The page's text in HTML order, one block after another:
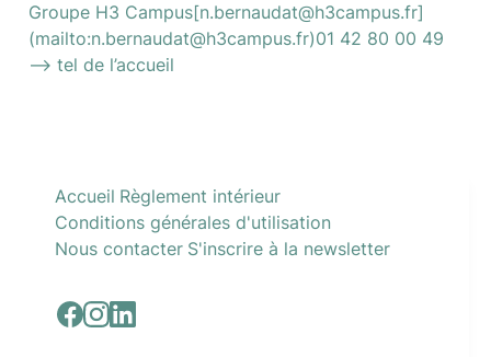
Groupe H3 Campus[n.bernaudat@h3campus.fr]
(mailto:n.bernaudat@h3campus.fr)01 42 80 00 49
—> tel de l’accueil
Accueil Règlement intérieur
Conditions générales d'utilisation
Nous contacter S'inscrire à la newsletter